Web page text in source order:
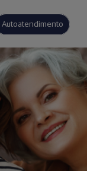
Autoatendimento